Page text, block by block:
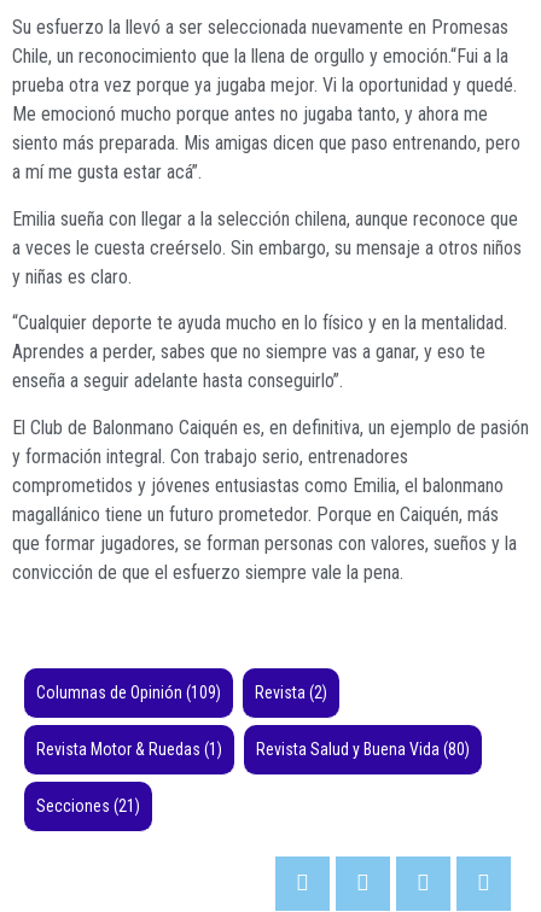
Su esfuerzo la llevó a ser seleccionada nuevamente en Promesas
Chile, un reconocimiento que la llena de orgullo y emoción.“Fui a la
prueba otra vez porque ya jugaba mejor. Vi la oportunidad y quedé.
Me emocionó mucho porque antes no jugaba tanto, y ahora me
siento más preparada. Mis amigas dicen que paso entrenando, pero
a mí me gusta estar acá”.
Emilia sueña con llegar a la selección chilena, aunque reconoce que
a veces le cuesta creérselo. Sin embargo, su mensaje a otros niños
y niñas es claro.
“Cualquier deporte te ayuda mucho en lo físico y en la mentalidad.
Aprendes a perder, sabes que no siempre vas a ganar, y eso te
enseña a seguir adelante hasta conseguirlo”.
El Club de Balonmano Caiquén es, en definitiva, un ejemplo de pasión
y formación integral. Con trabajo serio, entrenadores
comprometidos y jóvenes entusiastas como Emilia, el balonmano
magallánico tiene un futuro prometedor. Porque en Caiquén, más
que formar jugadores, se forman personas con valores, sueños y la
convicción de que el esfuerzo siempre vale la pena.
Columnas de Opinión (109) Revista (2)
Revista Motor & Ruedas (1) Revista Salud y Buena Vida (80)
Secciones (21)